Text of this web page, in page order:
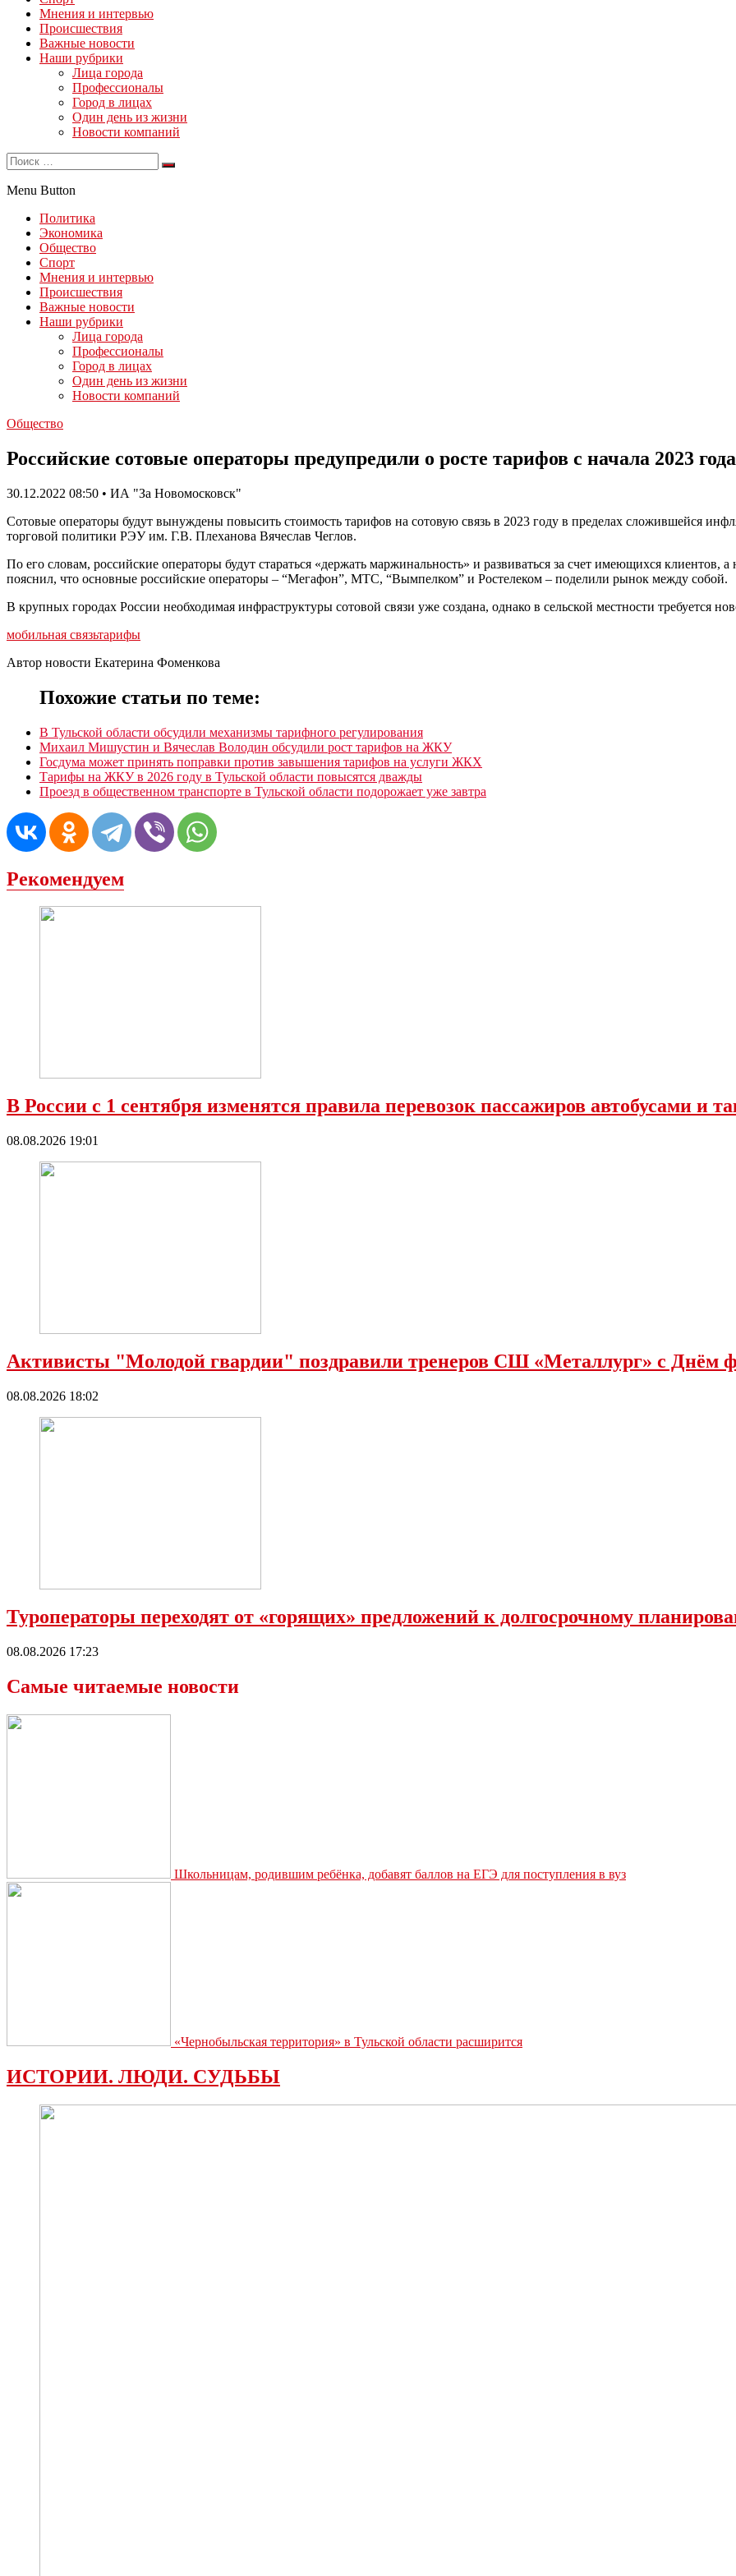
Мнения и интервью
Происшествия
Важные новости
Наши рубрики
Лица города
Профессионалы
Город в лицах
Один день из жизни
Новости компаний
Menu Button
Политика
Экономика
Общество
Спорт
Мнения и интервью
Происшествия
Важные новости
Наши рубрики
Лица города
Профессионалы
Город в лицах
Один день из жизни
Новости компаний
Общество
Российские сотовые операторы предупредили о росте тарифов с начала 2023 года
30.12.2022 08:50 • ИА "За Новомосковск"
Сотовые операторы будут вынуждены повысить стоимость тарифов на сотовую связь в 2023 году в пределах сложившейся
торговой политики РЭУ им. Г.В. Плеханова Вячеслав Чеглов.
По его словам, российские операторы будут стараться «держать маржинальность» и развиваться за счет имеющихся клиентов,
пояснил, что основные российские операторы – “Мегафон”, МТС, “Вымпелком” и Ростелеком – поделили рынок между собой.
В крупных городах России необходимая инфраструктуры сотовой связи уже создана, однако в сельской местности требуется
мобильная связьтарифы
Автор новости Екатерина Фоменкова
Похожие статьи по теме:
В Тульской области обсудили механизмы тарифного регулирования
Михаил Мишустин и Вячеслав Володин обсудили рост тарифов на ЖКУ
Госдума может принять поправки против завышения тарифов на услуги ЖКХ
Тарифы на ЖКУ в 2026 году в Тульской области повысятся дважды
Проезд в общественном транспорте в Тульской области подорожает уже завтра
Рекомендуем
В России с 1 сентября изменятся правила перевозок пассажиров автобусами и
08.08.2026 19:01
Активисты "Молодой гвардии" поздравили тренеров СШ «Металлург» с Днëм
08.08.2026 18:02
Туроператоры переходят от «горящих» предложений к долгосрочному
08.08.2026 17:23
Самые читаемые новости
Школьницам, родившим ребёнка, добавят баллов на ЕГЭ для поступления в вуз
«Чернобыльская территория» в Тульской области расширится
ИСТОРИИ. ЛЮДИ. СУДЬБЫ